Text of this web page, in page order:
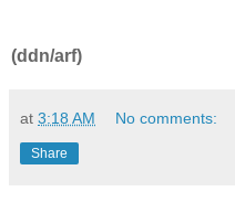
(ddn/arf)
at 3:18 AM No comments:
Share